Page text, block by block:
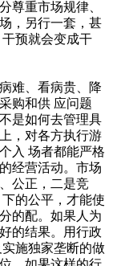
尊重市场规律、
，另行一套，甚
预就会变成干
难、看病贵、降
购和供 应问题
是如何去管理具
，对各方执行游
入 场者都能严格
经营活动。市场
公正，二是竞
的公平，才能使
的配。如果人为
的结果。用行政
施独家垄断的做